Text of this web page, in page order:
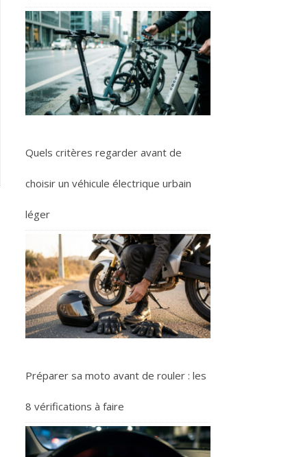
Quels critères regarder avant de
choisir un véhicule électrique urbain
léger
Préparer sa moto avant de rouler : les
8 vérifications à faire